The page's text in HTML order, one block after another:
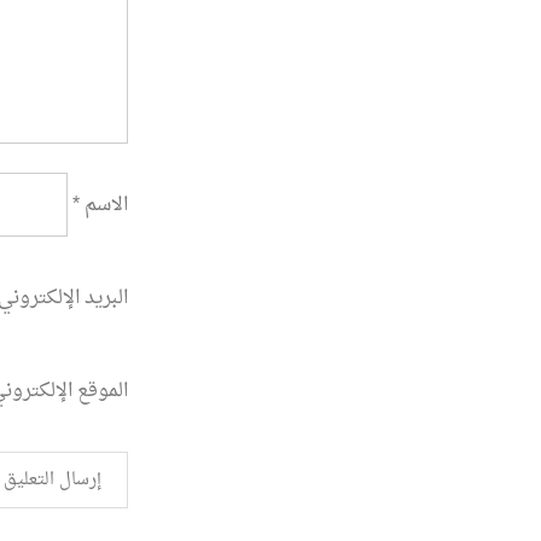
الاسم*
البريد
الموقع